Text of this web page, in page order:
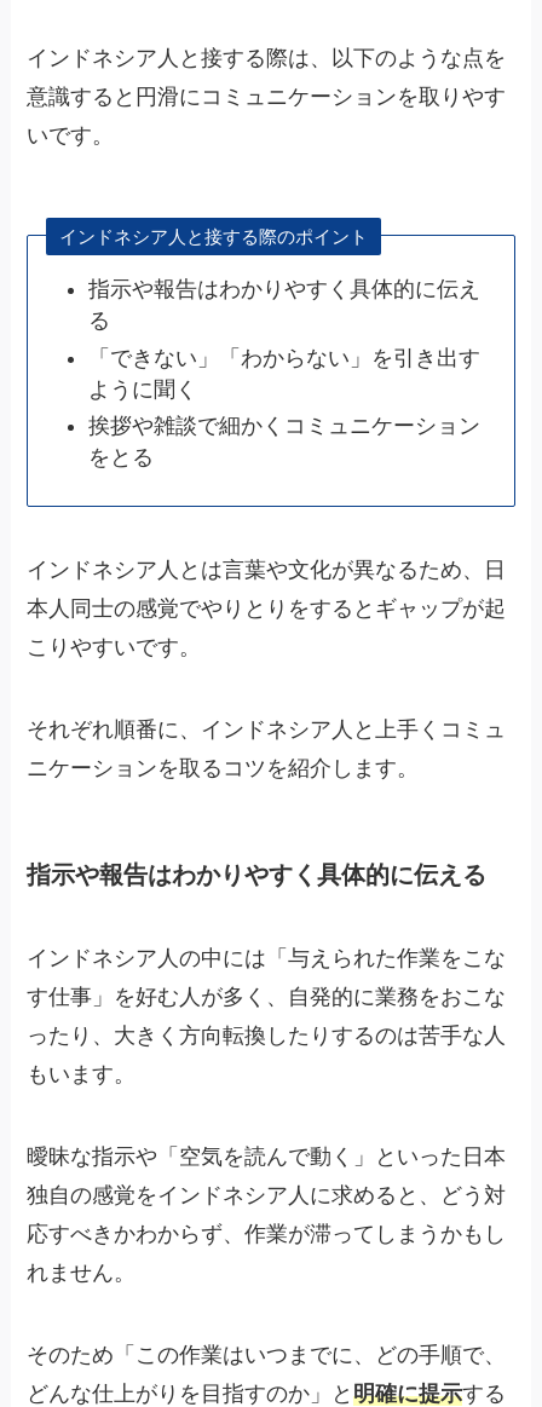
インドネシア人と接する際は、以下のような点を
意識すると円滑にコミュニケーションを取りやす
いです。
インドネシア人と接する際のポイント
指示や報告はわかりやすく具体的に伝え
る
「できない」「わからない」を引き出す
ように聞く
挨拶や雑談で細かくコミュニケーション
をとる
インドネシア人とは言葉や文化が異なるため、日
本人同士の感覚でやりとりをするとギャップが起
こりやすいです。
それぞれ順番に、インドネシア人と上手くコミュ
ニケーションを取るコツを紹介します。
指示や報告はわかりやすく具体的に伝える
インドネシア人の中には「与えられた作業をこな
す仕事」を好む人が多く、自発的に業務をおこな
ったり、大きく方向転換したりするのは苦手な人
もいます。
曖昧な指示や「空気を読んで動く」といった日本
独自の感覚をインドネシア人に求めると、どう対
応すべきかわからず、作業が滞ってしまうかもし
れません。
そのため「この作業はいつまでに、どの手順で、
どんな仕上がりを目指すのか」と明確に提示する